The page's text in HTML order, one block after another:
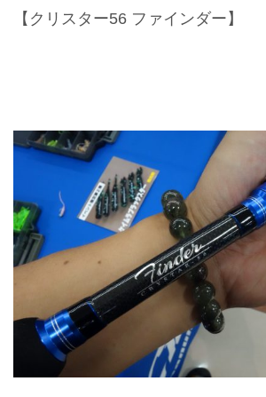
【クリスター56 ファインダー】